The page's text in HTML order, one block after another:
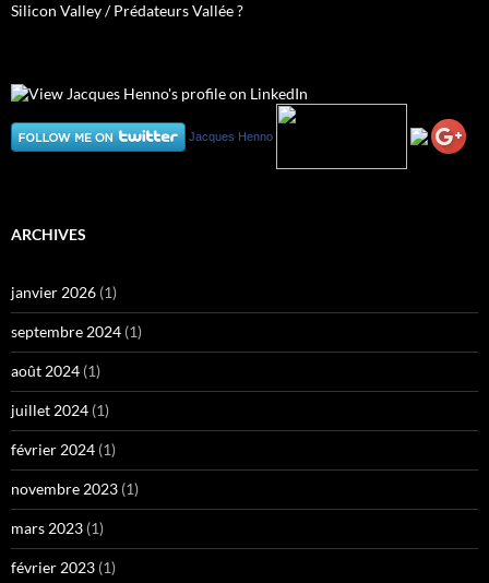
Silicon Valley / Prédateurs Vallée ?
Jacques Henno
ARCHIVES
janvier 2026 (1)
septembre 2024 (1)
août 2024 (1)
juillet 2024 (1)
février 2024 (1)
novembre 2023 (1)
mars 2023 (1)
février 2023 (1)